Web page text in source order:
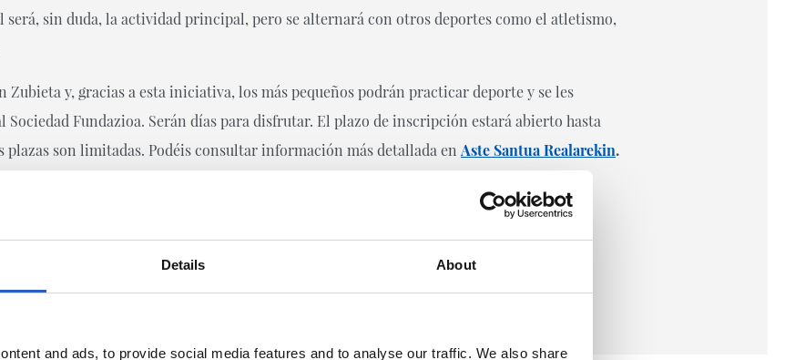
Details About
and ads, to provide social media features and to analyse our traffic. We also share
sin duda, la actividad principal, pero se alternará con otros deportes como el atletismo,
Zubieta y, gracias a esta iniciativa, los más pequeños podrán practicar deporte y se les
Sociedad Fundazioa. Serán días para disfrutar. El plazo de inscripción estará abierto hasta
plazas son limitadas. Podéis consultar información más detallada en Aste Santua Realarekin.